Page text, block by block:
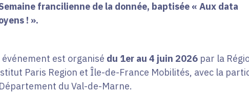
francilienne de la donnée, baptisée « Aux data
! ».
événement est organisé du 1er au 4 juin 2026 par la
Paris Region et Île-de-France Mobilités, avec la
du Val-de-Marne.